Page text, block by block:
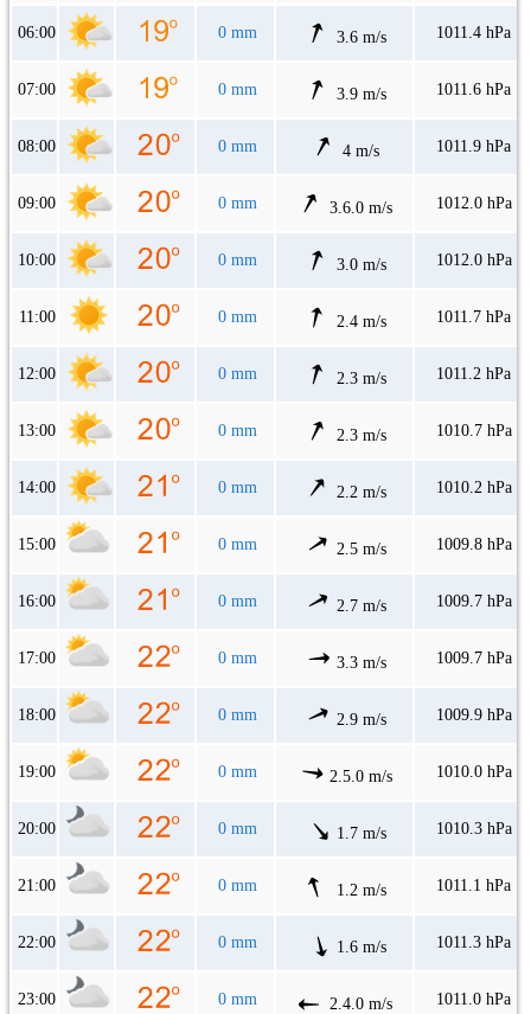
06:00 0 mm 3.6 m/s 1011.4 hPa
07:00 0 mm 3.9 m/s 1011.6 hPa
08:00 0 mm 4 m/s 1011.9 hPa
09:00 0 mm 3.6.0 m/s 1012.0 hPa
10:00 0 mm 3.0 m/s 1012.0 hPa
11:00 0 mm 2.4 m/s 1011.7 hPa
12:00 0 mm 2.3 m/s 1011.2 hPa
13:00 0 mm 2.3 m/s 1010.7 hPa
14:00 0 mm 2.2 m/s 1010.2 hPa
15:00 0 mm 2.5 m/s 1009.8 hPa
16:00 0 mm 2.7 m/s 1009.7 hPa
17:00 0 mm 3.3 m/s 1009.7 hPa
18:00 0 mm 2.9 m/s 1009.9 hPa
19:00 0 mm 2.5.0 m/s 1010.0 hPa
20:00 0 mm 1.7 m/s 1010.3 hPa
21:00 0 mm 1.2 m/s 1011.1 hPa
22:00 0 mm 1.6 m/s 1011.3 hPa
23:00 0 mm 2.4.0 m/s 1011.0 hPa